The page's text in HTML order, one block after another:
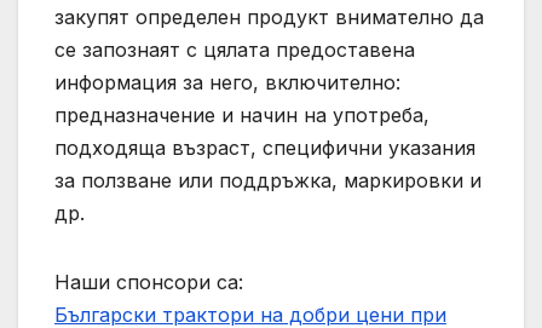
закупят определен продукт внимателно да
се запознаят с цялата предоставена
информация за него, включително:
предназначение и начин на употреба,
подходяща възраст, специфични указания
за ползване или поддръжка, маркировки и
др.
Наши спонсори са:
Български трактори на добри цени при